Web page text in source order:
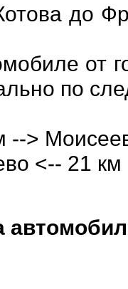
до
от
по
-->
<-- 21